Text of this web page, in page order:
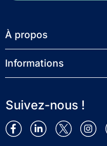
À propos
Informations
Suivez-nous !